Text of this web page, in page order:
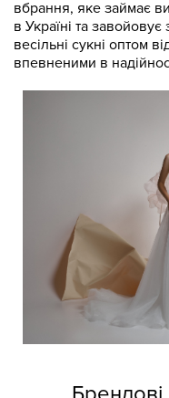
вбрання, яке займає
в Україні та
весільні сукні оптом
впевненими в